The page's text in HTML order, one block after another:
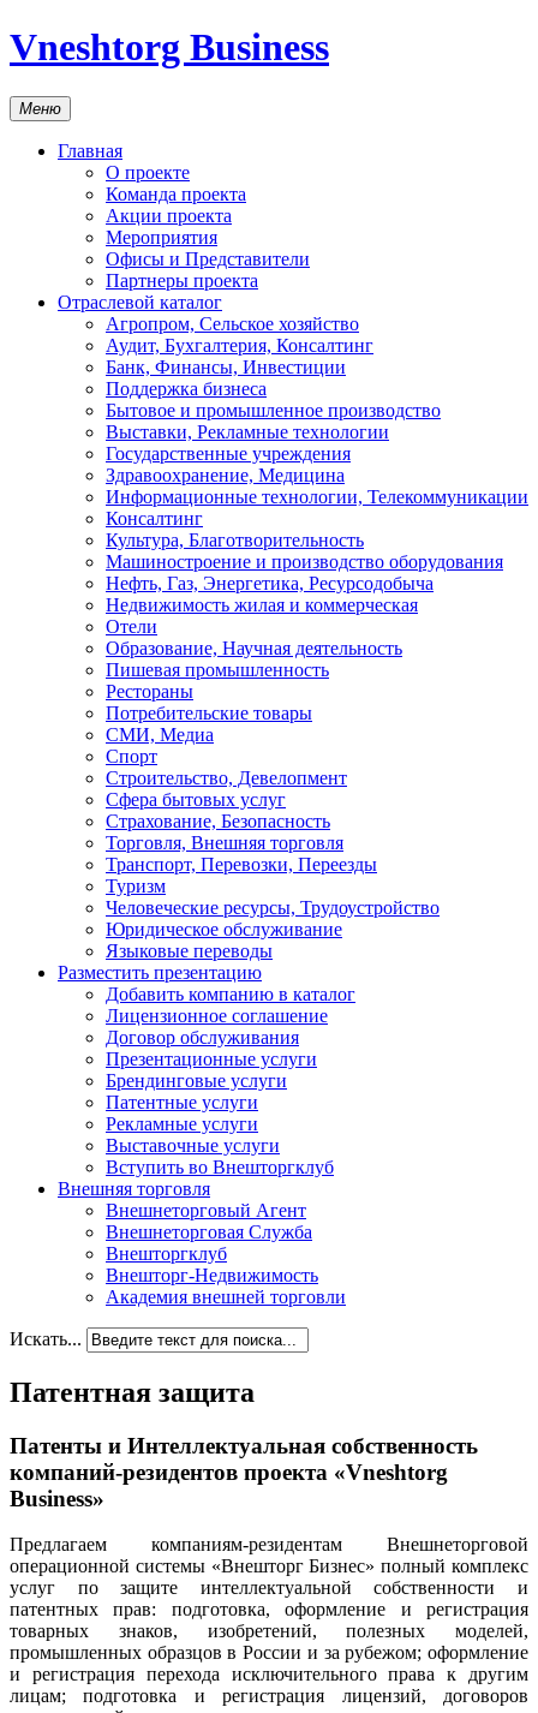
Vneshtorg Business
Меню
Главная
О проекте
Команда проекта
Акции проекта
Мероприятия
Офисы и Представители
Партнеры проекта
Отраслевой каталог
Агропром, Сельское хозяйство
Аудит, Бухгалтерия, Консалтинг
Банк, Финансы, Инвестиции
Поддержка бизнеса
Бытовое и промышленное производство
Выставки, Рекламные технологии
Государственные учреждения
Здравоохранение, Медицина
Информационные технологии, Телекоммуникации
Консалтинг
Культура, Благотворительность
Машиностроение и производство оборудования
Нефть, Газ, Энергетика, Ресурсодобыча
Недвижимость жилая и коммерческая
Отели
Образование, Научная деятельность
Пишевая промышленность
Рестораны
Потребительские товары
СМИ, Медиа
Спорт
Строительство, Девелопмент
Сфера бытовых услуг
Страхование, Безопасность
Торговля, Внешняя торговля
Транспорт, Перевозки, Переезды
Туризм
Человеческие ресурсы, Трудоустройство
Юридическое обслуживание
Языковые переводы
Разместить презентацию
Добавить компанию в каталог
Лицензионное соглашение
Договор обслуживания
Презентационные услуги
Брендинговые услуги
Патентные услуги
Рекламные услуги
Выставочные услуги
Вступить во Внешторгклуб
Внешняя торговля
Внешнеторговый Агент
Внешнеторговая Служба
Внешторгклуб
Внешторг-Недвижимость
Академия внешней торговли
Искать...
Патентная защита
Патенты и Интеллектуальная собственность
компаний-резидентов проекта «Vneshtorg
Business»
Предлагаем компаниям-резидентам Внешнеторговой
операционной системы «Внешторг Бизнес» полный комплекс
услуг по защите интеллектуальной собственности и
патентных прав: подготовка, оформление и регистрация
товарных знаков, изобретений, полезных моделей,
промышленных образцов в России и за рубежом; оформление
и регистрация перехода исключительного права к другим
лицам; подготовка и регистрация лицензий, договоров